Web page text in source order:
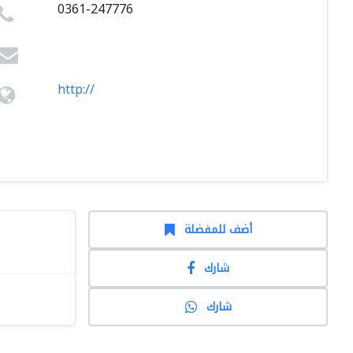
0361-247776
http://
أضف للمفضلة
شارك
شارك